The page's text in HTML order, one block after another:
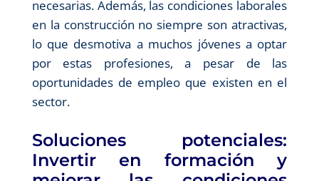
necesarias. Además, las condiciones laborales
en la construcción no siempre son atractivas,
lo que desmotiva a muchos jóvenes a optar
por estas profesiones, a pesar de las
oportunidades de empleo que existen en el
sector.
Soluciones potenciales:
Invertir en formación y